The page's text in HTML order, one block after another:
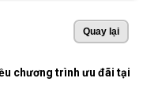
chương trình ưu đãi tại